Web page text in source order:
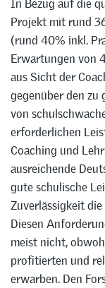
In Bezug auf die
Projekt mit rund
(rund 40% inkl.
Erwartungen von
aus Sicht der
gegenüber den zu
von
erforderlichen
Coaching und
ausreichende
gute schulische
Zuverlässigkeit
Diesen
meist nicht,
profitierten und
erwarben. Den